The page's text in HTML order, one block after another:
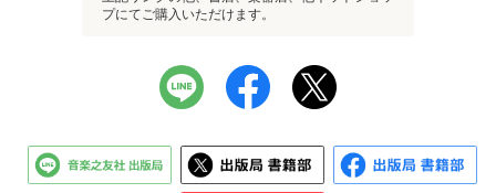
プにてご購入いただけます。